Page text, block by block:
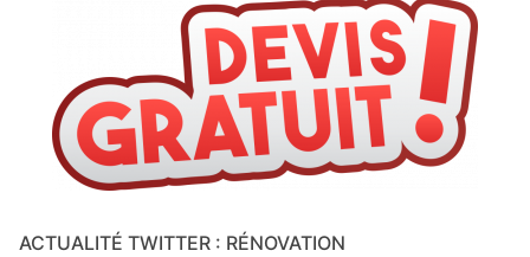
ACTUALITÉ TWITTER : RÉNOVATION